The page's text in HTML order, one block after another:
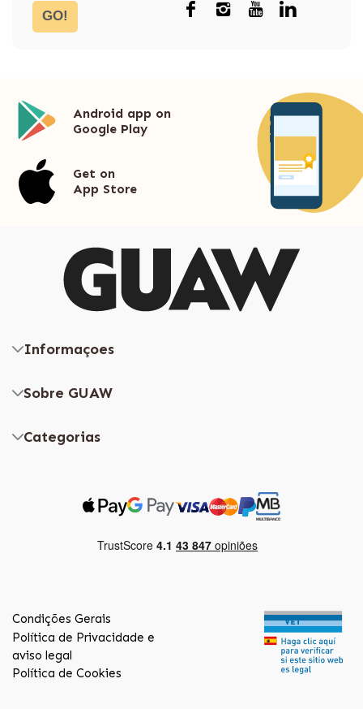
GO!
Android app on
Google Play
Get on
App Store
Informaçoes
Sobre GUAW
Categorias
Condições Gerais
Política de Privacidade e
aviso legal
Política de Cookies